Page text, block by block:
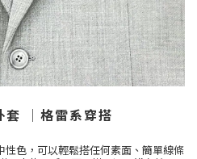
套 格雷系穿搭
色，可以輕鬆搭任何素面、簡單線條